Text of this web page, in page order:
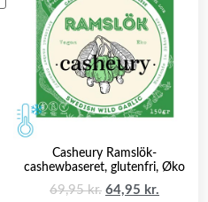
Casheury Ramslök-
cashewbaseret, glutenfri, Øko
69,95kr. 64,95 kr.